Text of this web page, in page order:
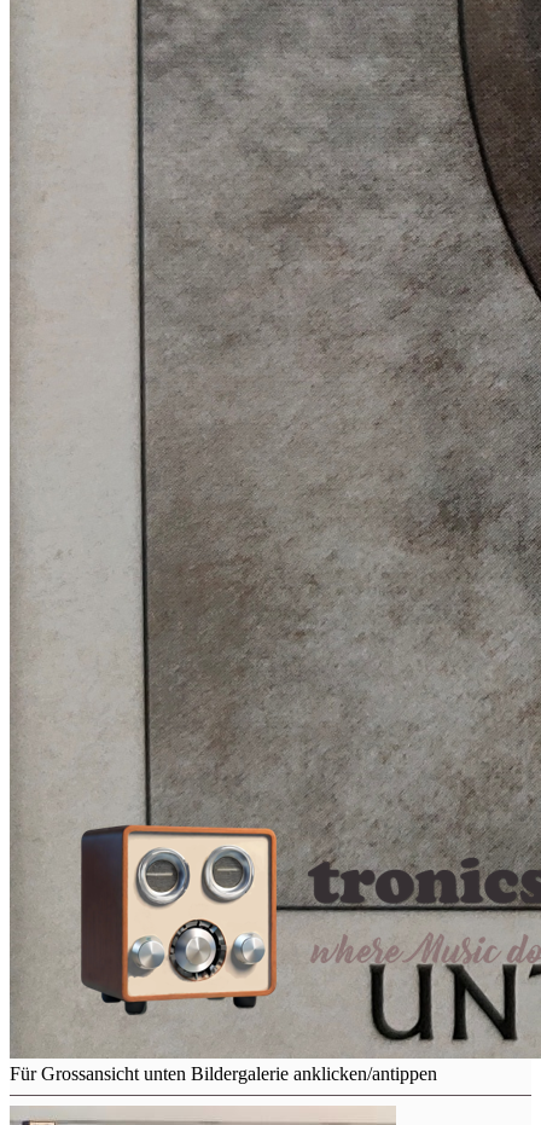
Für Grossansicht unten Bildergalerie anklicken/antippen